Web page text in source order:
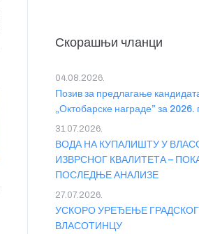
Скорашњи чланци
Позив за предлагање
„Октобарске награде” за 2026.
04.08.2026.
ВОДА НА КУПАЛИШТУ У
ИЗВРСНОГ КВАЛИТЕТА –
ПОСЛЕДЊЕ АНАЛИЗЕ
31.07.2026.
УСКОРО УРЕЂЕЊЕ ГРАДСКОГ
ВЛАСОТИНЦУ
27.07.2026.